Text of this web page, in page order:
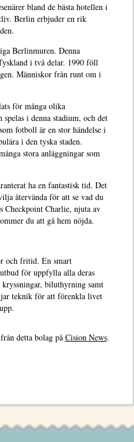
bland de bästa hotellen i
Berlin erbjuder en rik
Berlinmuren. Denna
i två delar. 1990 föll
Människor från runt om i
för många olika
i denna stadium, och det
fotboll är en stor händelse i
i den tyska staden.
stora anläggningar som
ha en fantastisk tid. Det
återvända för att se vad du
Checkpoint Charlie, njuta av
du att gå hem nöjda.
och fritid. En smart
för uppfylla alla deras
biluthyrning samt
teknik för att förenkla livet
detta bolag på Cision News.